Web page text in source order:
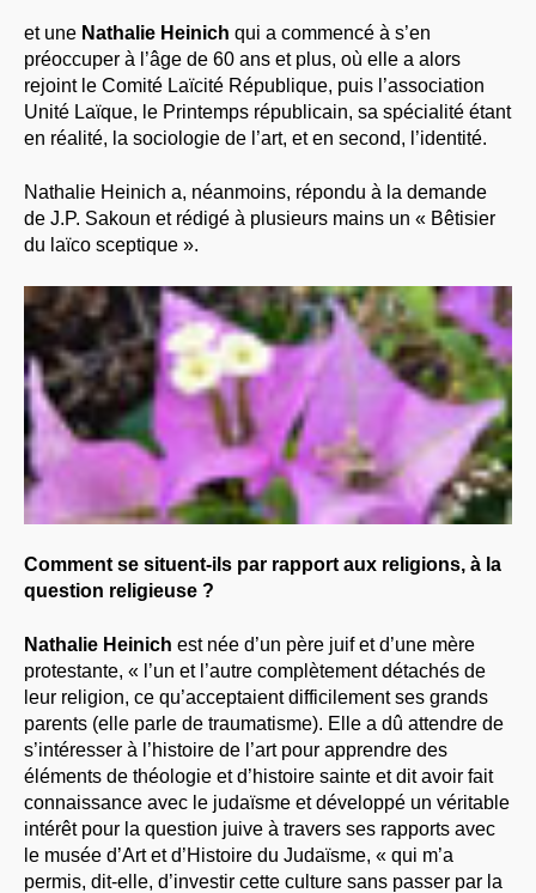
et une Nathalie Heinich qui a commencé à s’en
préoccuper à l’âge de 60 ans et plus, où elle a alors
rejoint le Comité Laïcité République, puis l’association
Unité Laïque, le Printemps républicain, sa spécialité étant
en réalité, la sociologie de l’art, et en second, l’identité.
Nathalie Heinich a, néanmoins, répondu à la demande
de J.P. Sakoun et rédigé à plusieurs mains un « Bêtisier
du laïco sceptique ».
Comment se situent-ils par rapport aux religions, à la
question religieuse ?
Nathalie Heinich est née d’un père juif et d’une mère
protestante, « l’un et l’autre complètement détachés de
leur religion, ce qu’acceptaient difficilement ses grands
parents (elle parle de traumatisme). Elle a dû attendre de
s’intéresser à l’histoire de l’art pour apprendre des
éléments de théologie et d’histoire sainte et dit avoir fait
connaissance avec le judaïsme et développé un véritable
intérêt pour la question juive à travers ses rapports avec
le musée d’Art et d’Histoire du Judaïsme, « qui m’a
permis, dit-elle, d’investir cette culture sans passer par la